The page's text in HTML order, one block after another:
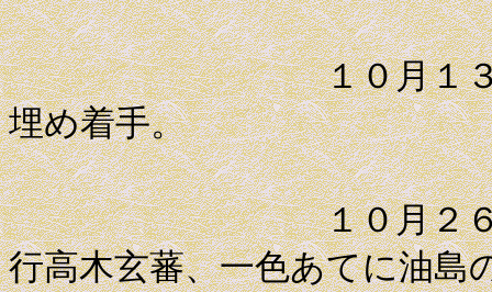
１０月１３日 松
埋め着手。
１０月２６日 目
行高木玄蕃、一色あてに油島